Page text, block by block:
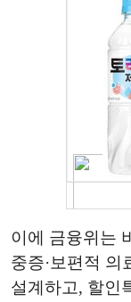
이에 금융위는
중증·보편적 의
설계하고, 할인